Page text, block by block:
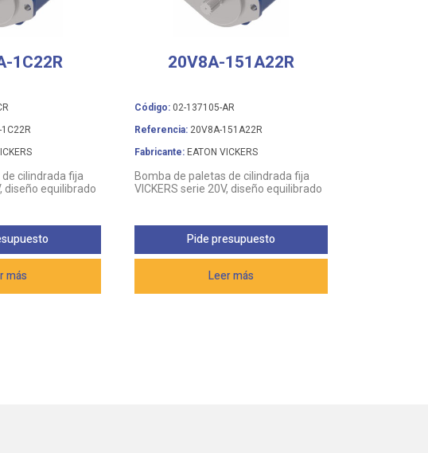
1C22R
cilindrada fija
diseño equilibrado
más
20V8A-151A22R
Código: 02-137105-AR
Referencia: 20V8A-151A22R
Fabricante: EATON VICKERS
Bomba de paletas de cilindrada fija
VICKERS serie 20V, diseño equilibrado
Leer más
Pide presupuesto